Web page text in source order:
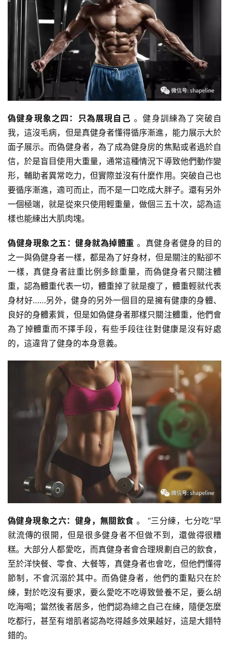
減
脂
計
氧
運
動
訓
練
心
得
力
訓
練
增
肌
計
劃
瑜
伽
偽健身現象之四：只為展現自己 。健身訓練為了突破自
我，這沒毛病，但是真健身者懂得循序漸進，能力展示大於
面子展示。而偽健身者，為了成為健身房的焦點或者過於自
信，於是盲目使用大重量，通常這種情況下導致他們動作變
形，輔助者異常吃力，但實際並沒有什麼作用。突破自己也
要循序漸進，適可而止，而不是一口吃成大胖子。還有另外
一個極端，就是從來只使用輕重量，做個三五十次，認為這
樣也能練出大肌肉塊。
偽健身現象之五：健身就為掉體重 。真健身者健身的目的
之一與偽健身者一樣，都是為了好身材，但是關注的點卻不
一樣，真健身者註重比例多餘重量，而偽健身者只關注體
重，認為體重代表一切，體重掉了就是瘦了，體重輕就代表
身材好……另外，健身的另外一個目的是擁有健康的身體、
良好的身體素質，但是如偽健身者那樣只關注體重，他們會
為了掉體重而不擇手段，有些手段往往對健康是沒有好處
的，這違背了健身的本身意義。
偽健身現象之六：健身，無關飲食 。 “三分練，七分吃”早
就流傳的很開，但是很多健身者不但做不到，還做得很糟
糕。大部分人都愛吃，而真健身者會合理規劃自己的飲食，
至於洋快餐、零食、大餐等，真健身者也會吃，但他們懂得
節制，不會沉溺於其中。而偽健身者，他們的重點只在於
練，對於吃沒有要求，要么愛吃不吃導致營養不足，要么胡
吃海喝；當然後者居多，他們認為總之自己在練，隨便怎麼
吃都行，甚至有增肌者認為吃得越多效果越好，這是大錯特
錯的。